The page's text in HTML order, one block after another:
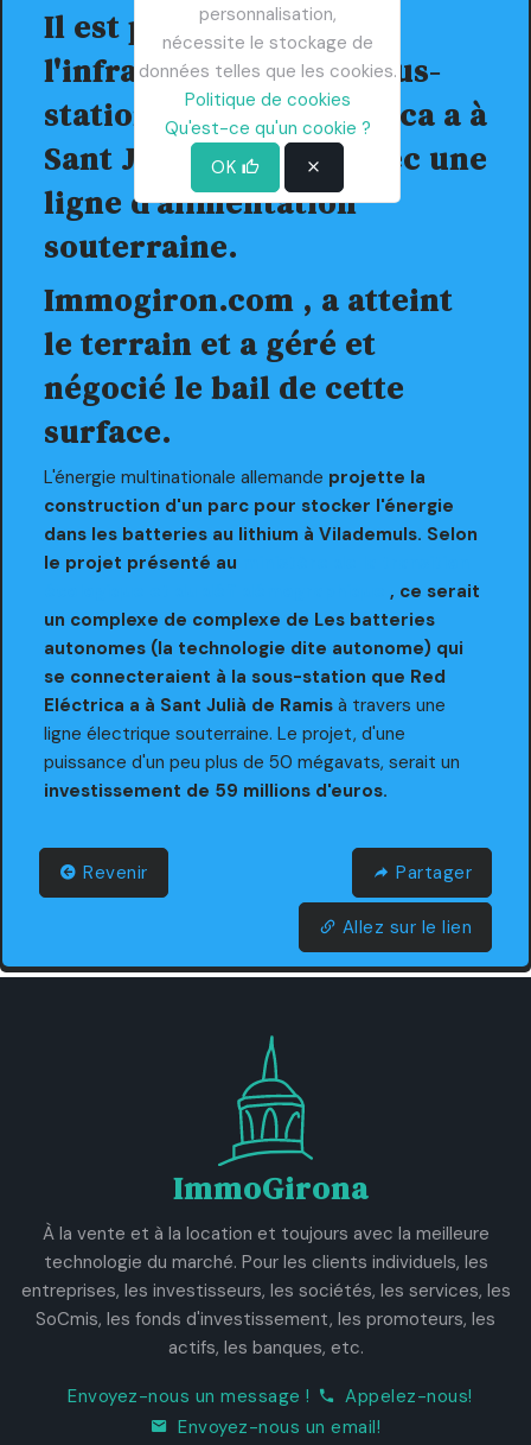
Il est prévu de relier
l'infrastructure à la sous-
station que Red Eléctrica a à
Sant Julià de Ramis avec une
ligne d'alimentation
souterraine.
Immogiron.com , a atteint
le terrain et a géré et
négocié le bail de cette
surface.
L'énergie multinationale allemande projette la
construction d'un parc pour stocker l'énergie
dans les batteries au lithium à Vilademuls. Selon
le projet présenté au
, ce serait
un complexe de complexe de Les batteries
autonomes (la technologie dite autonome) qui
se connecteraient à la sous-station que Red
Eléctrica a à Sant Julià de Ramis à travers une
ligne électrique souterraine. Le projet, d'une
puissance d'un peu plus de 50 mégavats, serait un
investissement de 59 millions d'euros.
Revenir Partager
Allez sur le lien
ImmoGirona
À la vente et à la location et toujours avec la meilleure
technologie du marché. Pour les clients individuels, les
entreprises, les investisseurs, les sociétés, les services, les
SoCmis, les fonds d'investissement, les promoteurs, les
actifs, les banques, etc.
Envoyez-nous un message !
Appelez-nous!
Envoyez-nous un email!
personnalisation,
nécessite le stockage de
données telles que les cookies.
Politique de cookies
Qu'est-ce qu'un cookie ?
OK